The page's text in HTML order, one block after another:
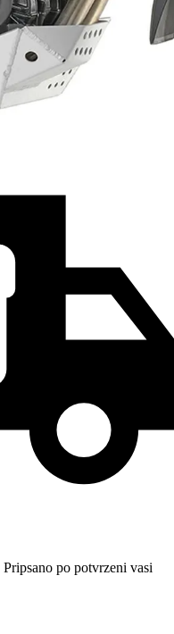
Pripsano po potvrzeni vasi